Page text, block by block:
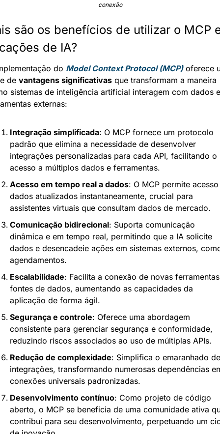
conexão
são os benefícios de utilizar o MCP
de IA?
do Model Context Protocol (MCP) oferece
de vantagens significativas que transformam a maneira
sistemas de inteligência artificial interagem com dados e
externas:
Integração simplificada: O MCP fornece um protocolo
padrão que elimina a necessidade de desenvolver
integrações personalizadas para cada API, facilitando o
acesso a múltiplos dados e ferramentas.
Acesso em tempo real a dados: O MCP permite acesso
dados atualizados instantaneamente, crucial para
assistentes virtuais que consultam dados de mercado.
Comunicação bidirecional: Suporta comunicação
dinâmica e em tempo real, permitindo que a IA solicite
dados e desencadeie ações em sistemas externos,
agendamentos.
Escalabilidade: Facilita a conexão de novas
fontes de dados, aumentando as capacidades da
aplicação de forma ágil.
Segurança e controle: Oferece uma abordagem
consistente para gerenciar segurança e conformidade,
reduzindo riscos associados ao uso de múltiplas APIs.
Redução de complexidade: Simplifica o emaranhado de
integrações, transformando numerosas dependências
conexões universais padronizadas.
Desenvolvimento contínuo: Como projeto de código
aberto, o MCP se beneficia de uma comunidade ativa
contribui para seu desenvolvimento, perpetuando um